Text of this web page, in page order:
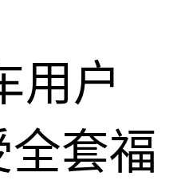
用户
套福